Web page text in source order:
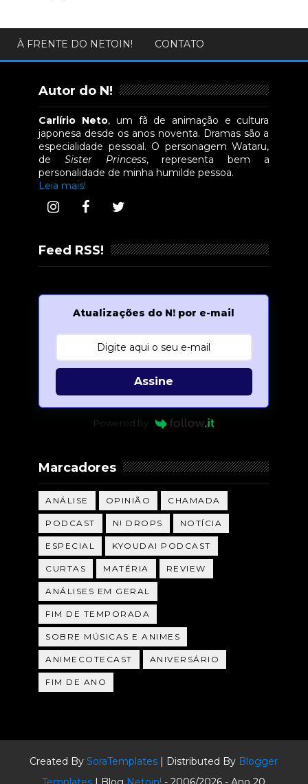
À FRENTE DO NETOIN! CONTATO
Autor do N!
Carlírio Neto, um fã de animação e cultura
japonesa desde os anos noventa. Dramas são a
especialidade pessoal. O personagem Wataru,
deSister Princess, representa bem a
personalidade de minha humilde pessoa.
Leia mais!
Feed RSS!
Atualizações do N! por e-mail
Assine
Powered by
Marcadores
ANÁLISE OPINIÃO CHAMADA
PODCAST N! DROPS NOTÍCIA
ESPECIAL KYOUDAI PODCAST
CURTAS MATÉRIA REVIEW
ANÁLISES EM GERAL
FIM DE TEMPORADA
SOBRE MÚSICAS E ANIMES
ANIMECOTECAST ANIVERSÁRIO
FIM DE ANO
Created BySoraTemplates | Distributed By Blogger